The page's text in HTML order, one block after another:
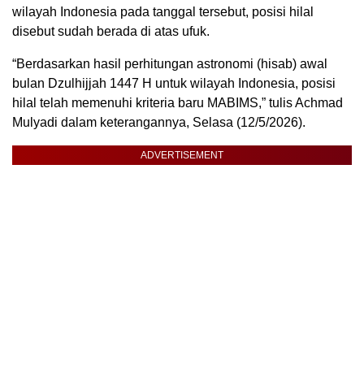
wilayah Indonesia pada tanggal tersebut, posisi hilal
disebut sudah berada di atas ufuk.
“Berdasarkan hasil perhitungan astronomi (hisab) awal
bulan Dzulhijjah 1447 H untuk wilayah Indonesia, posisi
hilal telah memenuhi kriteria baru MABIMS,” tulis Achmad
Mulyadi dalam keterangannya, Selasa (12/5/2026).
ADVERTISEMENT